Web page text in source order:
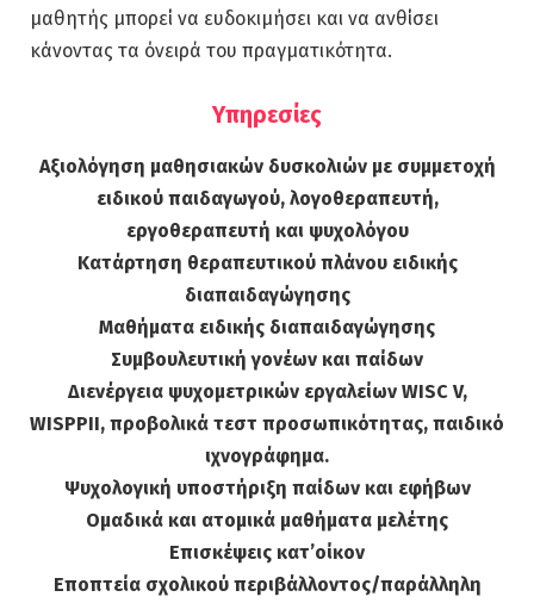
μαθητής μπορεί να ευδοκιμήσει και να ανθίσει
κάνοντας τα όνειρά του πραγματικότητα.
Υπηρεσίες
Αξιολόγηση μαθησιακών δυσκολιών με συμμετοχή
ειδικού παιδαγωγού, λογοθεραπευτή,
εργοθεραπευτή και ψυχολόγου
Κατάρτηση θεραπευτικού πλάνου ειδικής
διαπαιδαγώγησης
Μαθήματα ειδικής διαπαιδαγώγησης
Συμβουλευτική γονέων και παίδων
Διενέργεια ψυχομετρικών εργαλείων WISC V,
WISPPII, προβολικά τεστ προσωπικότητας, παιδικό
ιχνογράφημα.
Ψυχολογική υποστήριξη παίδων και εφήβων
Ομαδικά και ατομικά μαθήματα μελέτης
Επισκέψεις κατ’οίκον
Εποπτεία σχολικού περιβάλλοντος/παράλληλη